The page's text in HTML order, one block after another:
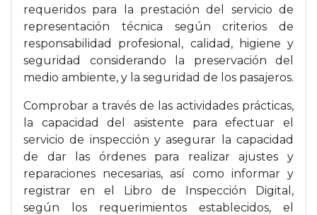
requeridos para la prestación del servicio de
representación técnica según criterios de
responsabilidad profesional, calidad, higiene y
seguridad considerando la preservación del
medio ambiente, y la seguridad de los pasajeros.
Comprobar a través de las actividades prácticas,
la capacidad del asistente para efectuar el
servicio de inspección y asegurar la capacidad
de dar las órdenes para realizar ajustes y
reparaciones necesarias, así como informar y
registrar en el Libro de Inspección Digital,
según los requerimientos establecidos, el